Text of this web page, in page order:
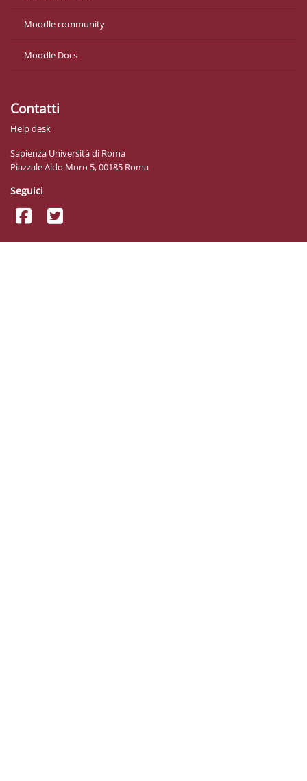
Moodle community
Moodle Docs
Contatti
Help desk
Sapienza Università di Roma
Piazzale Aldo Moro 5, 00185 Roma
Seguici